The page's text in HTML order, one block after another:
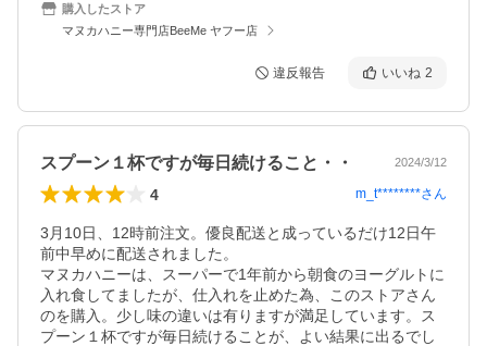
購入したストア
マヌカハニー専門店BeeMe ヤフー店
違反報告 いいね 2
スプーン１杯ですが毎日続けること・・ 2024/3/12
4 m_t********さん
3月10日、12時前注文。優良配送と成っているだけ12日午
前中早めに配送されました。
マヌカハニーは、スーパーで1年前から朝食のヨーグルトに
入れ食してましたが、仕入れを止めた為、このストアさん
のを購入。少し味の違いは有りますが満足しています。ス
プーン１杯ですが毎日続けることが、よい結果に出るでし